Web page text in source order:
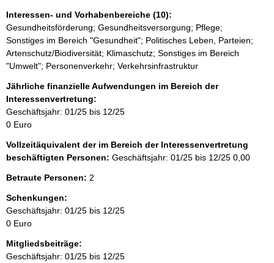
Interessen- und Vorhabenbereiche (10):
Gesundheitsförderung; Gesundheitsversorgung; Pflege;
Sonstiges im Bereich "Gesundheit"; Politisches Leben, Parteien;
Artenschutz/Biodiversität; Klimaschutz; Sonstiges im Bereich
"Umwelt"; Personenverkehr; Verkehrsinfrastruktur
Jährliche finanzielle Aufwendungen im Bereich der
Interessenvertretung:
Geschäftsjahr: 01/25 bis 12/25
0 Euro
Vollzeitäquivalent der im Bereich der Interessenvertretung
beschäftigten Personen: Geschäftsjahr: 01/25 bis 12/25 0,00
Betraute Personen: 2
Schenkungen:
Geschäftsjahr: 01/25 bis 12/25
0 Euro
Mitgliedsbeiträge:
Geschäftsjahr: 01/25 bis 12/25